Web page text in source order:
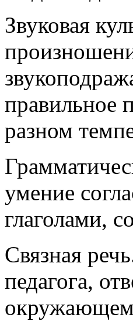
Звуковая
правильное
разном
умение
глаголами,
Связная
педагога,
окружающем